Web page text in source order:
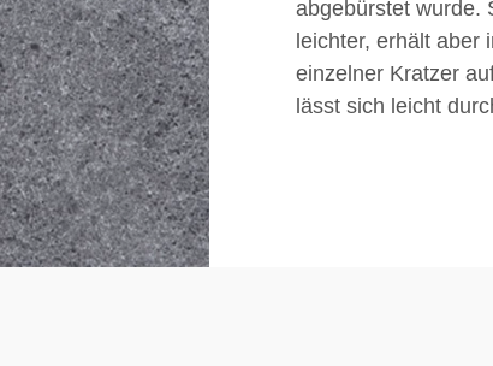
abgebürstet wurde.
leichter, erhält aber
einzelner Kratzer
lässt sich leicht